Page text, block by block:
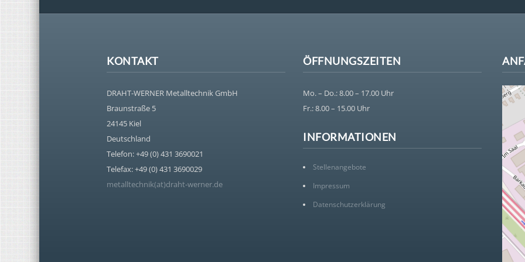
KONTAKT
DRAHT-WERNER Metalltechnik GmbH
Braunstraße 5
24145 Kiel
Deutschland
Telefon: +49 (0) 431 3690021
Telefax: +49 (0) 431 3690029
metalltechnik(at)draht-werner.de
ÖFFNUNGSZEITEN
Mo. – Do.: 8.00 – 17.00 Uhr
Fr.: 8.00 – 15.00 Uhr
INFORMATIONEN
Stellenangebote
Impressum
Datenschutzerklärung